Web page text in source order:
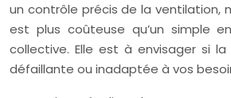
un contrôle précis de la ventilation,
est plus coûteuse qu’un simple
collective. Elle est à envisager si
défaillante ou inadaptée à vos